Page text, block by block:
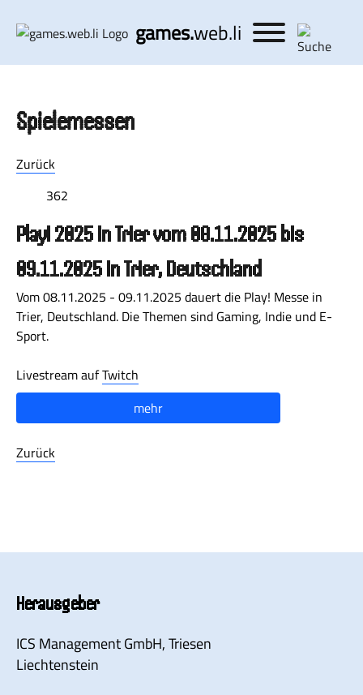
games.web.li
Spielemessen
Zurück
362
Play! 2025 in Trier vom 08.11.2025 bis
09.11.2025 in Trier, Deutschland
Vom 08.11.2025 - 09.11.2025 dauert die Play! Messe in
Trier, Deutschland. Die Themen sind Gaming, Indie und E-
Sport.
Livestream aufTwitch
mehr
Zurück
Herausgeber
ICS Management GmbH, Triesen
Liechtenstein